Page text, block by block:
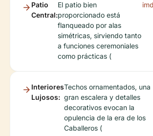
Patio
Central:
El patio bien
proporcionado está
flanqueado por alas
simétricas, sirviendo tanto
a funciones ceremoniales
como prácticas (
Interiores
Lujosos:
Techos ornamentados, una
gran escalera y detalles
decorativos evocan la
opulencia de la era de los
Caballeros (